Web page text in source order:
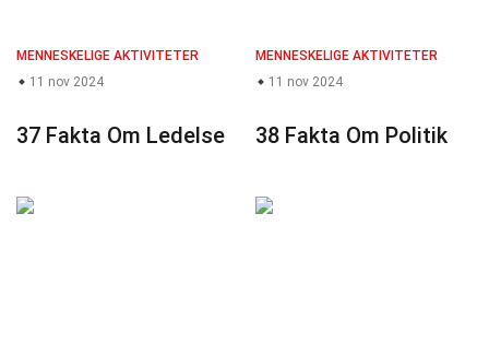
MENNESKELIGE AKTIVITETER
11 nov 2024
37 Fakta Om Ledelse
MENNESKELIGE AKTIVITETER
11 nov 2024
38 Fakta Om Politik